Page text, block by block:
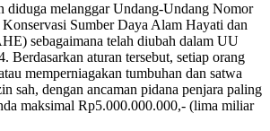
diduga melanggar Undang-Undang Nomor
Sumber Daya Alam Hayati dan
sebagaimana telah diubah dalam UU
Berdasarkan aturan tersebut, setiap orang
memperniagakan tumbuhan dan satwa
sah, dengan ancaman pidana penjara paling
maksimal Rp5.000.000.000,- (lima miliar